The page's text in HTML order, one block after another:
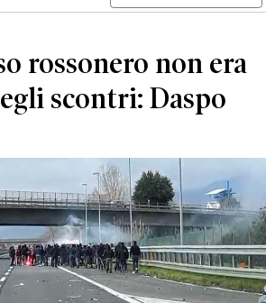
rossonero non era
scontri: Daspo